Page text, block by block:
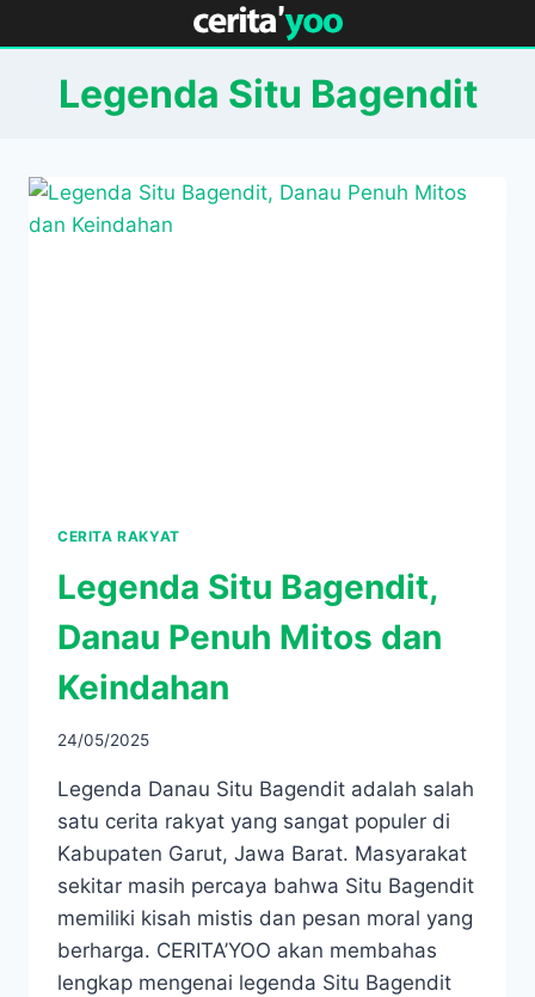
to
contentLegenda Situ Bagendit
CERITA RAKYAT
Legenda Situ Bagendit,
Danau Penuh Mitos dan
Keindahan
24/05/2025
Legenda Danau Situ Bagendit adalah salah
satu cerita rakyat yang sangat populer di
Kabupaten Garut, Jawa Barat. Masyarakat
sekitar masih percaya bahwa Situ Bagendit
memiliki kisah mistis dan pesan moral yang
berharga. CERITA’YOO akan membahas
lengkap mengenai legenda Situ Bagendit